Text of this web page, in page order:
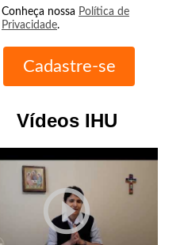
Conheça nossa Política de
Privacidade.
Vídeos IHU
play_circle_outline